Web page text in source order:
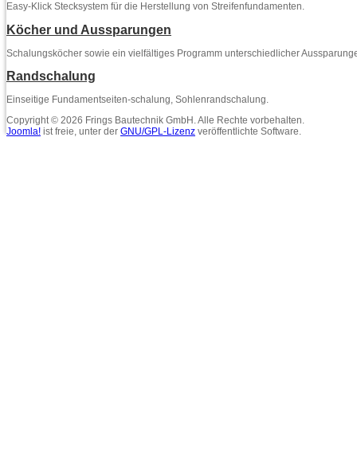
Easy-Klick Stecksystem für die Herstellung von Streifenfundamenten.
Köcher und Aussparungen
Schalungsköcher sowie ein vielfältiges Programm unterschiedlicher
Randschalung
Einseitige Fundamentseiten-schalung, Sohlenrandschalung.
Copyright © 2026 Frings Bautechnik GmbH. Alle Rechte vorbehalten.
Joomla! ist freie, unter der GNU/GPL-Lizenz veröffentlichte Software.